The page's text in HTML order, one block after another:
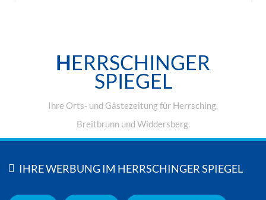
HERRSCHINGER
SPIEGEL
Ihre Orts- und Gästezeitung für Herrsching,
Breitbrunn und Widdersberg.
IHRE WERBUNG IM HERRSCHINGER SPIEGEL